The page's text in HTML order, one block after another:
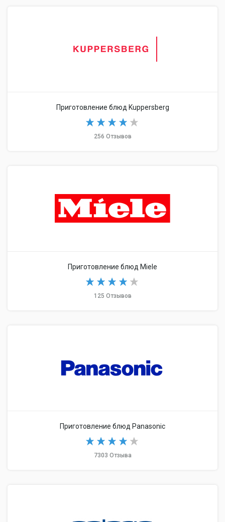
Приготовление блюд Kuppersberg
256 Отзывов
Приготовление блюд Miele
125 Отзывов
Приготовление блюд Panasonic
7303 Отзыва